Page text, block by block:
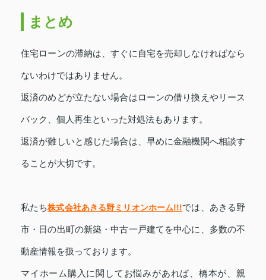
まとめ
住宅ローンの滞納は、すぐに自宅を売却しなければなら
ないわけではありません。
返済のめどが立たない場合はローンの借り換えやリース
バック、個人再生といった対処法もあります。
返済が難しいと感じた場合は、早めに金融機関へ相談す
ることが大切です。
私たち株式会社あきる野ミリオンホーム!!!では、あきる野
市・日の出町の新築・中古一戸建てを中心に、多数の不
動産情報を扱っております。
マイホーム購入に関してお悩みがあれば、橋本が、親